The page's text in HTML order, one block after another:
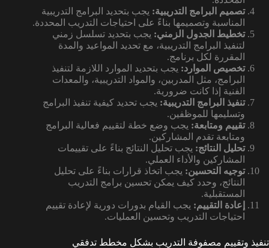
تصميم البرامج التدريبية: يجب بتحديد البرامج التدريبية
المناسبة وتصميمها بناءً على احتياجات التدريب المحددة.
تخطيط الجدول الزمني: يجب بتحديد تسلسل زمني
لتنفيذ البرامج التدريبية، مع تحديد المواعيد والمدة
المقررة لكل برنامج.
تخصيص الموارد: يجب بتحديد الموارد اللازمة لتنفيذ
البرامج، مثل المدربين، والمواد التدريبية، والمعدات
الفنية إذا كانت ضرورية.
تنفيذ البرامج التدريبية: يجب تحديد كيفية تنفيذ البرامج
وتسليمها للموظفين.
تقييم ومتابعة: يجب وضع خطة لتقييم فعالية البرامج
ومتابعة تقدم المشاركين.
تحليل النتائج: يجب تحليل النتائج بناءً على تقييمات
المشاركين والأداء العملي.
توجيه التحسين: يجب اتخاذ قرارات بناءً على تحليل
النتائج، وحدد كيف يمكن تحسين برامج التدريب
المستقبلية.
إعادة التقييم: يجب القيام بدورات دورية لإعادة تقييم
احتياجات التدريب وتحسين العمليات.
تنفيذ وتقييم مصفوفة التدريب بشكل مخطط تدفقي